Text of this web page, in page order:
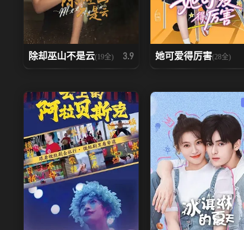
除却巫山不是云(19全) 3.9 她可爱得厉害(28全)